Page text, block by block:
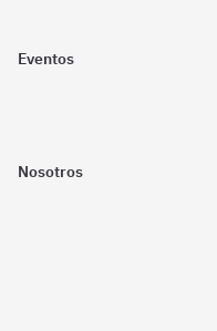
Eventos
Nosotros